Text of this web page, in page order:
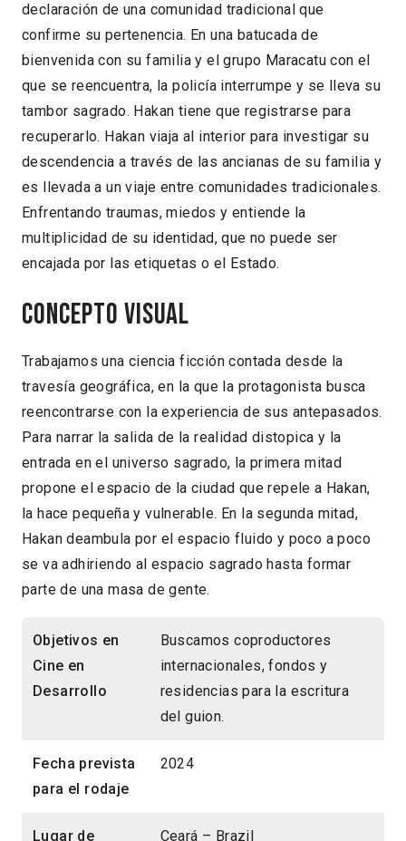
declaración de una comunidad tradicional que
confirme su pertenencia. En una batucada de
bienvenida con su familia y el grupo Maracatu con el
que se reencuentra, la policía interrumpe y se lleva su
tambor sagrado. Hakan tiene que registrarse para
recuperarlo. Hakan viaja al interior para investigar su
descendencia a través de las ancianas de su familia y
es llevada a un viaje entre comunidades tradicionales.
Enfrentando traumas, miedos y entiende la
multiplicidad de su identidad, que no puede ser
encajada por las etiquetas o el Estado.
Concepto visual
Trabajamos una ciencia ficción contada desde la
travesía geográfica, en la que la protagonista busca
reencontrarse con la experiencia de sus antepasados.
Para narrar la salida de la realidad distopica y la
entrada en el universo sagrado, la primera mitad
propone el espacio de la ciudad que repele a Hakan,
la hace pequeña y vulnerable. En la segunda mitad,
Hakan deambula por el espacio fluido y poco a poco
se va adhiriendo al espacio sagrado hasta formar
parte de una masa de gente.
Objetivos en
Cine en
Desarrollo
Buscamos coproductores
internacionales, fondos y
residencias para la escritura
del guion.
Fecha prevista
para el rodaje
2024
Lugar de Ceará – Brazil